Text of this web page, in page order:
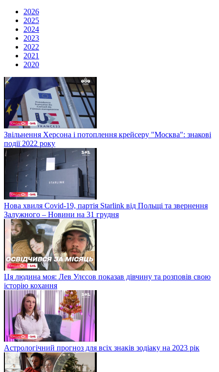
2026
2025
2024
2023
2022
2021
2020
Звільнення Херсона і потоплення крейсеру "Москва": знакові
події 2022 року
Нова хвиля Covid-19, партія Starlink від Польщі та звернення
Залужного – Новини на 31 грудня
Ця людина моя: Лев Улєсов показав дівчину та розповів свою
історію кохання
Астрологічний прогноз для всіх знаків зодіаку на 2023 рік